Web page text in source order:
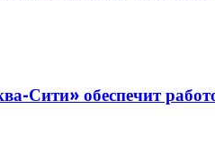
Сити» обеспечит